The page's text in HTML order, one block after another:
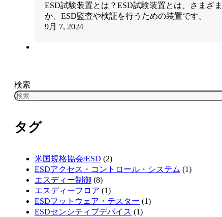
ESD試験装置とは？ESD試験装置とは、さまざ
か、ESD監査や検証を行うための装置です。
9月 7, 2024
検索
タグ
米国規格協会/ESD (2)
ESDアクセス・コントロール・システム (1)
エスディー制御 (8)
エスディーフロア (1)
ESDフットウェア・テスター (1)
ESDセンシティブデバイス (1)